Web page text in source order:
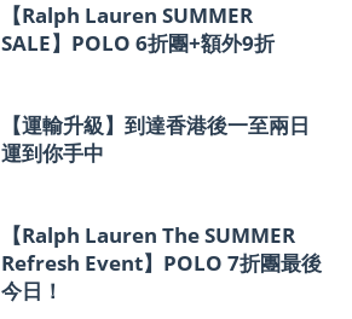
【Ralph Lauren SUMMER
SALE】POLO 6折團+額外9折
【運輸升級】到達香港後一至兩日
運到你手中
【Ralph Lauren The SUMMER
Refresh Event】POLO 7折團最後
今日！